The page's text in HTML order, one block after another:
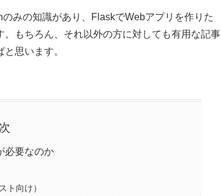
みの知識があり、FlaskでWebアプリを作りた
もちろん、それ以外の方に対しても有用な記事
思います。
必要なのか
ト向け）